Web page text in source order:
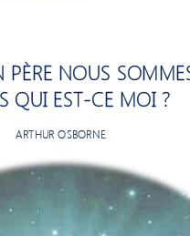
PÈRE NOUS
QUI EST-CE MOI ?
ARTHUR OSBORNE